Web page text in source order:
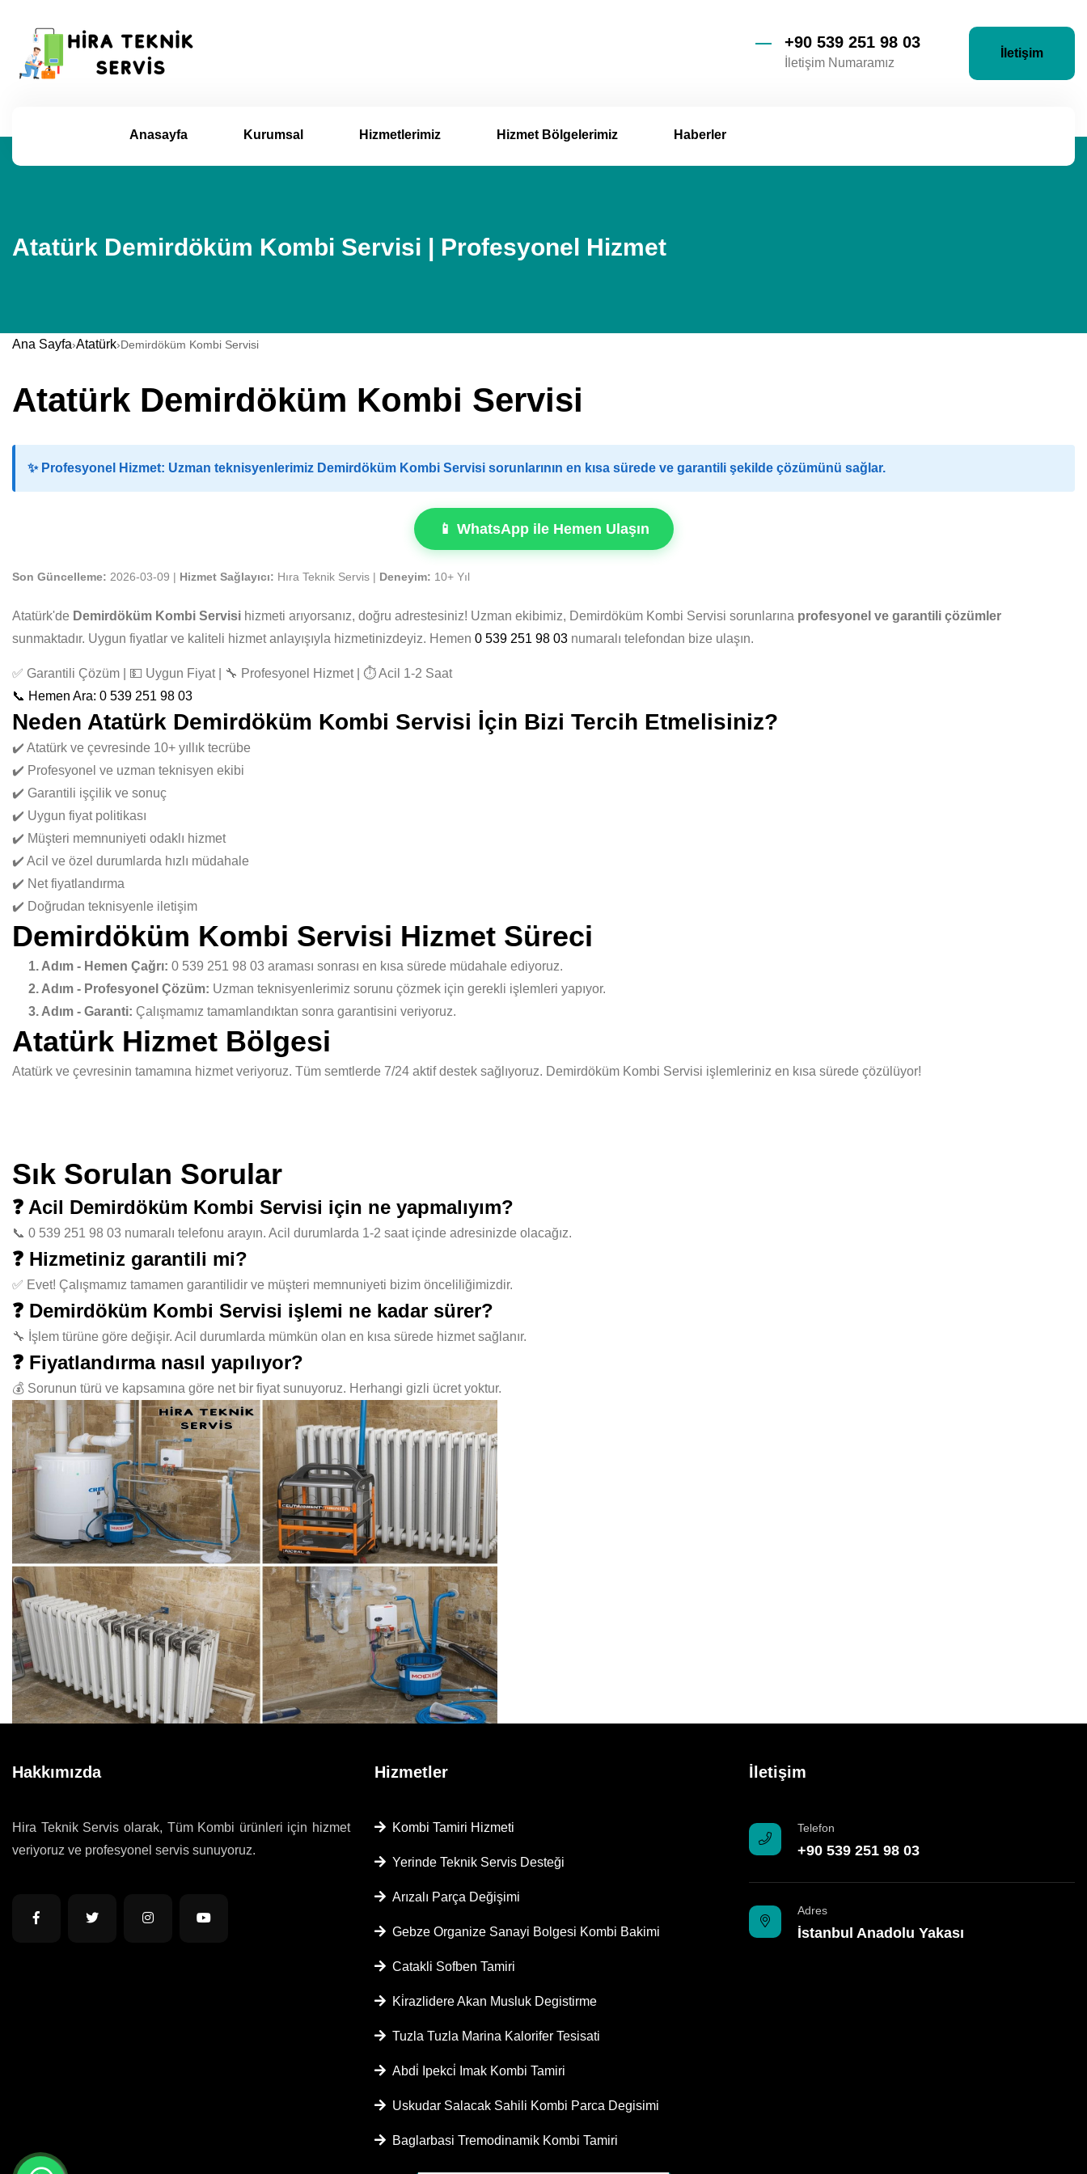
+90 539 251 98 03
İletişim Numaramız
İletişim
Anasayfa Kurumsal Hizmetlerimiz Hizmet Bölgelerimiz Haberler
Atatürk Demirdöküm Kombi Servisi | Profesyonel Hizmet
Ana Sayfa›Atatürk›Demirdöküm Kombi Servisi
Atatürk Demirdöküm Kombi Servisi
✨ Profesyonel Hizmet: Uzman teknisyenlerimiz Demirdöküm Kombi Servisi sorunlarının en kısa sürede ve garantili şekilde çözümünü sağlar.
📱 WhatsApp ile Hemen Ulaşın
Son Güncelleme: 2026-03-09 | Hizmet Sağlayıcı: Hıra Teknik Servis | Deneyim: 10+ Yıl
Atatürk'de Demirdöküm Kombi Servisi hizmeti arıyorsanız, doğru adrestesiniz! Uzman ekibimiz, Demirdöküm Kombi Servisi sorunlarına profesyonel ve garantili çözümler
sunmaktadır. Uygun fiyatlar ve kaliteli hizmet anlayışıyla hizmetinizdeyiz. Hemen 0 539 251 98 03 numaralı telefondan bize ulaşın.
✅ Garantili Çözüm | 💵 Uygun Fiyat | 🔧 Profesyonel Hizmet | ⏱️ Acil 1-2 Saat
📞 Hemen Ara: 0 539 251 98 03
Neden Atatürk Demirdöküm Kombi Servisi İçin Bizi Tercih Etmelisiniz?
✔️ Atatürk ve çevresinde 10+ yıllık tecrübe
✔️ Profesyonel ve uzman teknisyen ekibi
✔️ Garantili işçilik ve sonuç
✔️ Uygun fiyat politikası
✔️ Müşteri memnuniyeti odaklı hizmet
✔️ Acil ve özel durumlarda hızlı müdahale
✔️ Net fiyatlandırma
✔️ Doğrudan teknisyenle iletişim
Demirdöküm Kombi Servisi Hizmet Süreci
1. Adım - Hemen Çağrı: 0 539 251 98 03 araması sonrası en kısa sürede müdahale ediyoruz.
2. Adım - Profesyonel Çözüm: Uzman teknisyenlerimiz sorunu çözmek için gerekli işlemleri yapıyor.
3. Adım - Garanti: Çalışmamız tamamlandıktan sonra garantisini veriyoruz.
Atatürk Hizmet Bölgesi
Atatürk ve çevresinin tamamına hizmet veriyoruz. Tüm semtlerde 7/24 aktif destek sağlıyoruz. Demirdöküm Kombi Servisi işlemleriniz en kısa sürede çözülüyor!
Sık Sorulan Sorular
❓ Acil Demirdöküm Kombi Servisi için ne yapmalıyım?
📞 0 539 251 98 03 numaralı telefonu arayın. Acil durumlarda 1-2 saat içinde adresinizde olacağız.
❓ Hizmetiniz garantili mi?
✅ Evet! Çalışmamız tamamen garantilidir ve müşteri memnuniyeti bizim önceliliğimizdir.
❓ Demirdöküm Kombi Servisi işlemi ne kadar sürer?
🔧 İşlem türüne göre değişir. Acil durumlarda mümkün olan en kısa sürede hizmet sağlanır.
❓ Fiyatlandırma nasıl yapılıyor?
💰 Sorunun türü ve kapsamına göre net bir fiyat sunuyoruz. Herhangi gizli ücret yoktur.
Hakkımızda
Hira Teknik Servis olarak, Tüm Kombi ürünleri için hizmet
veriyoruz ve profesyonel servis sunuyoruz.
Hizmetler
Kombi Tamiri Hizmeti
Yerinde Teknik Servis Desteği
Arızalı Parça Değişimi
Gebze Organize Sanayi Bolgesi Kombi Bakimi
Catakli Sofben Tamiri
Ki̇razlidere Akan Musluk Degistirme
Tuzla Tuzla Marina Kalorifer Tesisati
Abdi̇ Ipekci̇ Imak Kombi Tamiri
Uskudar Salacak Sahili Kombi Parca Degisimi
Baglarbasi Tremodinamik Kombi Tamiri
İletişim
Telefon
+90 539 251 98 03
Adres
İstanbul Anadolu Yakası